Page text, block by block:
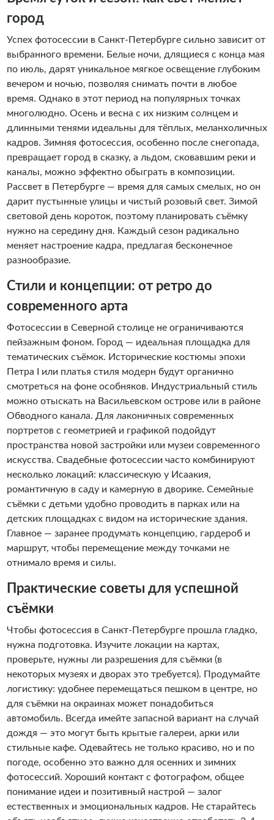
город
Успех фотосессии в Санкт-Петербурге сильно зависит от
выбранного времени. Белые ночи, длящиеся с конца мая
по июль, дарят уникальное мягкое освещение глубоким
вечером и ночью, позволяя снимать почти в любое
время. Однако в этот период на популярных точках
многолюдно. Осень и весна с их низким солнцем и
длинными тенями идеальны для тёплых, меланхоличных
кадров. Зимняя фотосессия, особенно после снегопада,
превращает город в сказку, а льдом, сковавшим реки и
каналы, можно эффектно обыграть в композиции.
Рассвет в Петербурге — время для самых смелых, но он
дарит пустынные улицы и чистый розовый свет. Зимой
световой день короток, поэтому планировать съёмку
нужно на середину дня. Каждый сезон радикально
меняет настроение кадра, предлагая бесконечное
разнообразие.
Стили и концепции: от ретро до
современного арта
Фотосессии в Северной столице не ограничиваются
пейзажным фоном. Город — идеальная площадка для
тематических съёмок. Исторические костюмы эпохи
Петра I или платья стиля модерн будут органично
смотреться на фоне особняков. Индустриальный стиль
можно отыскать на Васильевском острове или в районе
Обводного канала. Для лаконичных современных
портретов с геометрией и графикой подойдут
пространства новой застройки или музеи современного
искусства. Свадебные фотосессии часто комбинируют
несколько локаций: классическую у Исаакия,
романтичную в саду и камерную в дворике. Семейные
съёмки с детьми удобно проводить в парках или на
детских площадках с видом на исторические здания.
Главное — заранее продумать концепцию, гардероб и
маршрут, чтобы перемещение между точками не
отнимало время и силы.
Практические советы для успешной
съёмки
Чтобы фотосессия в Санкт-Петербурге прошла гладко,
нужна подготовка. Изучите локации на картах,
проверьте, нужны ли разрешения для съёмки (в
некоторых музеях и дворах это требуется). Продумайте
логистику: удобнее перемещаться пешком в центре, но
для съёмки на окраинах может понадобиться
автомобиль. Всегда имейте запасной вариант на случай
дождя — это могут быть крытые галереи, арки или
стильные кафе. Одевайтесь не только красиво, но и по
погоде, особенно это важно для осенних и зимних
фотосессий. Хороший контакт с фотографом, общее
понимание идеи и позитивный настрой — залог
естественных и эмоциональных кадров. Не старайтесь